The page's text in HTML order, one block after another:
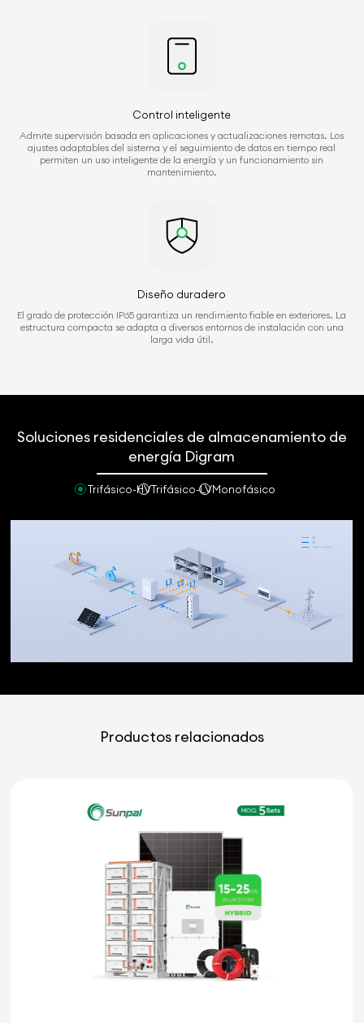
Control inteligente
Admite supervisión basada en aplicaciones y actualizaciones remotas. Los
ajustes adaptables del sistema y el seguimiento de datos en tiempo real
permiten un uso inteligente de la energía y un funcionamiento sin
mantenimiento.
Diseño duradero
El grado de protección IP65 garantiza un rendimiento fiable en exteriores. La
estructura compacta se adapta a diversos entornos de instalación con una
larga vida útil.
Soluciones residenciales de almacenamiento de
energía Digram
Trifásico-HVTrifásico-LVMonofásico
Productos relacionados